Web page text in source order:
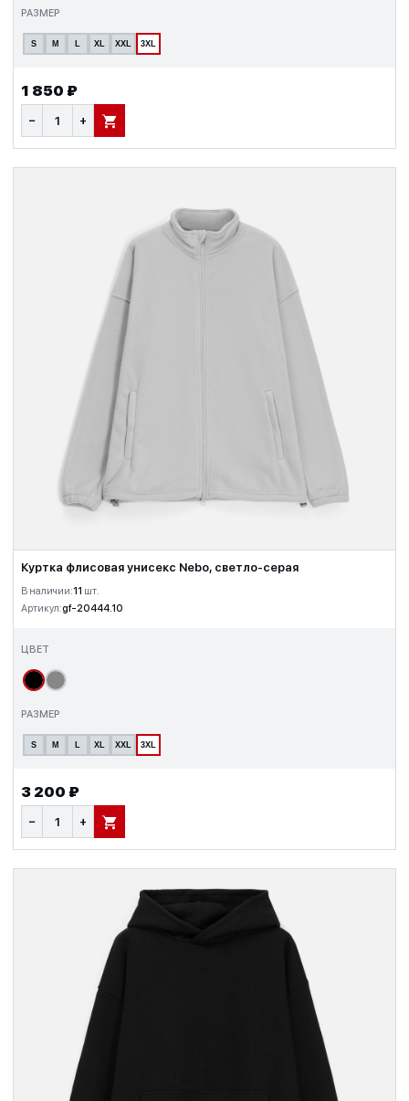
РАЗМЕР
S M L XL XXL 3XL
1 850 ₽
− + В КОРЗИНУ
Куртка флисовая унисекс Nebo, светло-серая
В наличии:11 шт.
Артикул:gf-20444.10
ЦВЕТ
РАЗМЕР
S M L XL XXL 3XL
3 200 ₽
− + В КОРЗИНУ